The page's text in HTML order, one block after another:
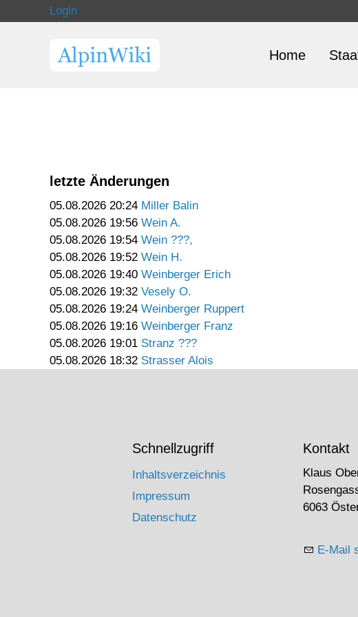
Login
Home
letzte Änderungen
05.08.2026 20:24 Miller Balin
05.08.2026 19:56 Wein A.
05.08.2026 19:54 Wein ???,
05.08.2026 19:52 Wein H.
05.08.2026 19:40 Weinberger Erich
05.08.2026 19:32 Vesely O.
05.08.2026 19:24 Weinberger Ruppert
05.08.2026 19:16 Weinberger Franz
05.08.2026 19:01 Stranz ???
05.08.2026 18:32 Strasser Alois
Schnellzugriff
Inhaltsverzeichnis
Impressum
Datenschutz
Kontakt
Klaus
6063
E-Mail